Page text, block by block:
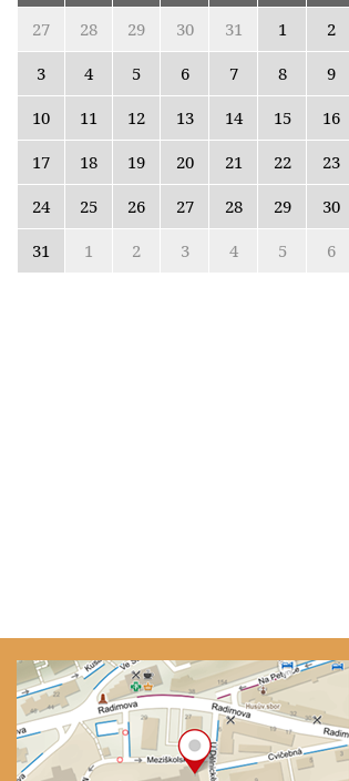
27
28 29 30 31 1
2
3
4 5 6 7 8
9
10
11 12 13 14 15
16
17
18 19 20 21 22
23
24
25 26 27 28 29
30
31
1 2 3 4 5 6